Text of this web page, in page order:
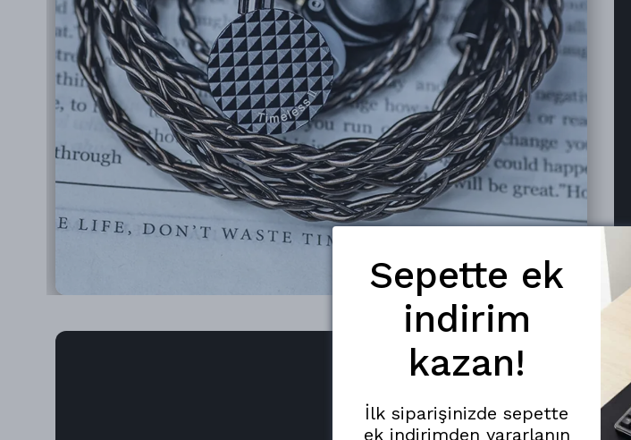
Sepette ek
indirim
kazan!
İlk siparişinizde sepette
ek indirimden yararlanın